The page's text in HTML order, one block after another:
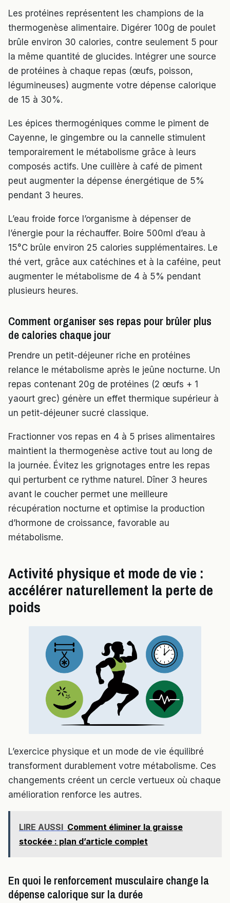
Les protéines représentent les champions de la
thermogenèse alimentaire. Digérer 100g de poulet
brûle environ 30 calories, contre seulement 5 pour
la même quantité de glucides. Intégrer une source
de protéines à chaque repas (œufs, poisson,
légumineuses) augmente votre dépense calorique
de 15 à 30%.
Les épices thermogéniques comme le piment de
Cayenne, le gingembre ou la cannelle stimulent
temporairement le métabolisme grâce à leurs
composés actifs. Une cuillère à café de piment
peut augmenter la dépense énergétique de 5%
pendant 3 heures.
L’eau froide force l’organisme à dépenser de
l’énergie pour la réchauffer. Boire 500ml d’eau à
15°C brûle environ 25 calories supplémentaires. Le
thé vert, grâce aux catéchines et à la caféine, peut
augmenter le métabolisme de 4 à 5% pendant
plusieurs heures.
Comment organiser ses repas pour brûler plus
de calories chaque jour
Prendre un petit-déjeuner riche en protéines
relance le métabolisme après le jeûne nocturne. Un
repas contenant 20g de protéines (2 œufs + 1
yaourt grec) génère un effet thermique supérieur à
un petit-déjeuner sucré classique.
Fractionner vos repas en 4 à 5 prises alimentaires
maintient la thermogenèse active tout au long de
la journée. Évitez les grignotages entre les repas
qui perturbent ce rythme naturel. Dîner 3 heures
avant le coucher permet une meilleure
récupération nocturne et optimise la production
d’hormone de croissance, favorable au
métabolisme.
Activité physique et mode de vie :
accélérer naturellement la perte de
poids
L’exercice physique et un mode de vie équilibré
transforment durablement votre métabolisme. Ces
changements créent un cercle vertueux où chaque
amélioration renforce les autres.
LIRE AUSSI Comment éliminer la graisse
stockée : plan d’article complet
En quoi le renforcement musculaire change la
dépense calorique sur la durée